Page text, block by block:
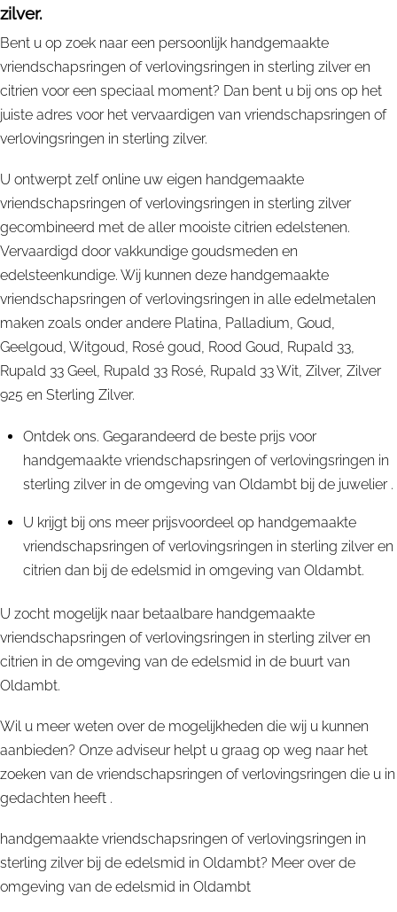
zilver.
Bent u op zoek naar een persoonlijk handgemaakte
vriendschapsringen of verlovingsringen in sterling zilver en
citrien voor een speciaal moment? Dan bent u bij ons op het
juiste adres voor het vervaardigen van vriendschapsringen of
verlovingsringen in sterling zilver.
U ontwerpt zelf online uw eigen handgemaakte
vriendschapsringen of verlovingsringen in sterling zilver
gecombineerd met de aller mooiste citrien edelstenen.
Vervaardigd door vakkundige goudsmeden en
edelsteenkundige. Wij kunnen deze handgemaakte
vriendschapsringen of verlovingsringen in alle edelmetalen
maken zoals onder andere Platina, Palladium, Goud,
Geelgoud, Witgoud, Rosé goud, Rood Goud, Rupald 33,
Rupald 33 Geel, Rupald 33 Rosé, Rupald 33 Wit, Zilver, Zilver
925 en Sterling Zilver.
Ontdek ons. Gegarandeerd de beste prijs voor
handgemaakte vriendschapsringen of verlovingsringen in
sterling zilver in de omgeving van Oldambt bij de juwelier .
U krijgt bij ons meer prijsvoordeel op handgemaakte
vriendschapsringen of verlovingsringen in sterling zilver en
citrien dan bij de edelsmid in omgeving van Oldambt.
U zocht mogelijk naar betaalbare handgemaakte
vriendschapsringen of verlovingsringen in sterling zilver en
citrien in de omgeving van de edelsmid in de buurt van
Oldambt.
Wil u meer weten over de mogelijkheden die wij u kunnen
aanbieden? Onze adviseur helpt u graag op weg naar het
zoeken van de vriendschapsringen of verlovingsringen die u in
gedachten heeft .
handgemaakte vriendschapsringen of verlovingsringen in
sterling zilver bij de edelsmid in Oldambt? Meer over de
omgeving van de edelsmid in Oldambt